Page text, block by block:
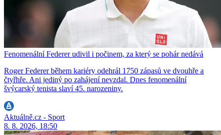
Fenomenální Federer udivil i počinem, za který se pohár nedává
Roger Federer během kariéry odehrál 1750 zápasů ve dvouhře a
čtyřhře. Ani jediný po zahájení nevzdal. Dnes fenomenální
švýcarský tenista slaví 45. narozeniny.
Aktuálně.cz - Sport
8. 8. 2026, 18:50